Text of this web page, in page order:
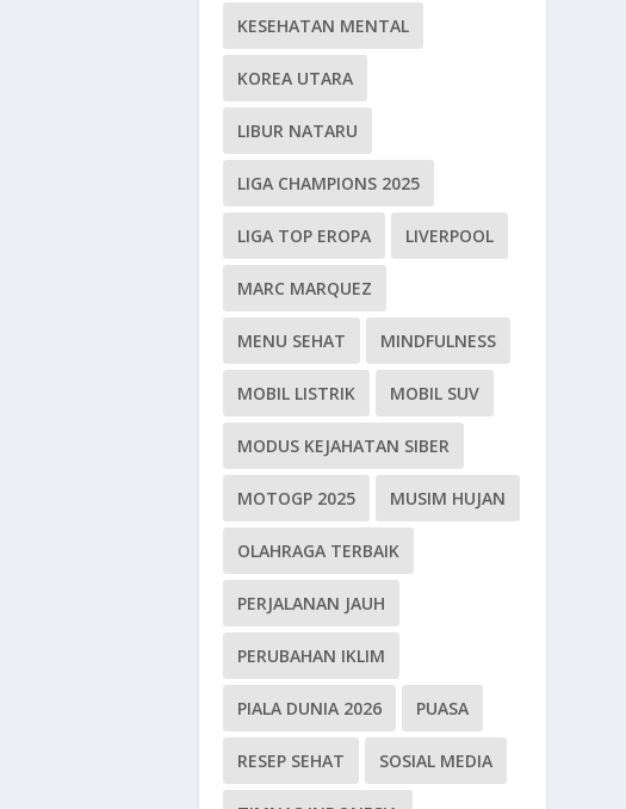
KESEHATAN MENTAL
KOREA UTARA
LIBUR NATARU
LIGA CHAMPIONS 2025
LIGA TOP EROPA LIVERPOOL
MARC MARQUEZ
MENU SEHAT MINDFULNESS
MOBIL LISTRIK MOBIL SUV
MODUS KEJAHATAN SIBER
MOTOGP 2025 MUSIM HUJAN
OLAHRAGA TERBAIK
PERJALANAN JAUH
PERUBAHAN IKLIM
PIALA DUNIA 2026 PUASA
RESEP SEHAT SOSIAL MEDIA